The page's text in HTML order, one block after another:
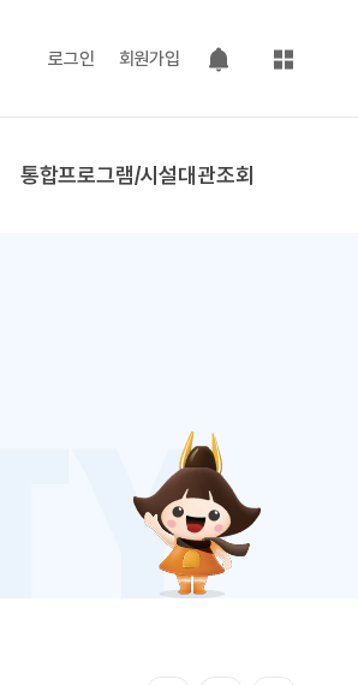
로그인 회원가입
팝업 열기
사이트맵
통합프로그램/시설대관조회